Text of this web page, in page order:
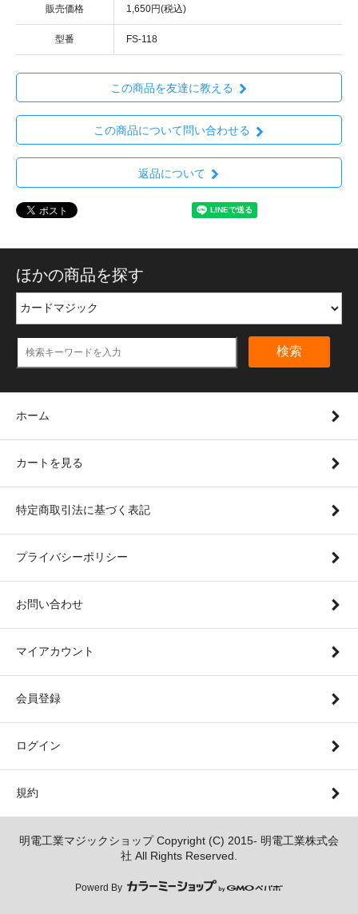
販売価格 1,650円(税込)
型番 FS-118
この商品を友達に教える
この商品について問い合わせる
返品について
ほかの商品を探す
検索
ホーム
カートを見る
特定商取引法に基づく表記
プライバシーポリシー
お問い合わせ
マイアカウント
会員登録
ログイン
規約
明電工業マジックショップ Copyright (C) 2015- 明電工業株式会
社 All Rights Reserved.
Powerd By